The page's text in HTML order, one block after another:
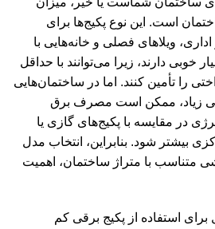
است. این نوع پکیج‌ها برای
ویلاهای فصلی و خانه‌هایی با
خوبی دارند، زیرا می‌توانند با حداقل
را تأمین کنند. اما در ساختمان‌هایی
زیاد، ممکن است مصرف برق
در مقایسه با پکیج‌های گازی یا
بیشتر شود. بنابراین، انتخاب مدل
متناسب با متراژ ساختمان، اهمیت
برای استفاده از پکیج برقی کم